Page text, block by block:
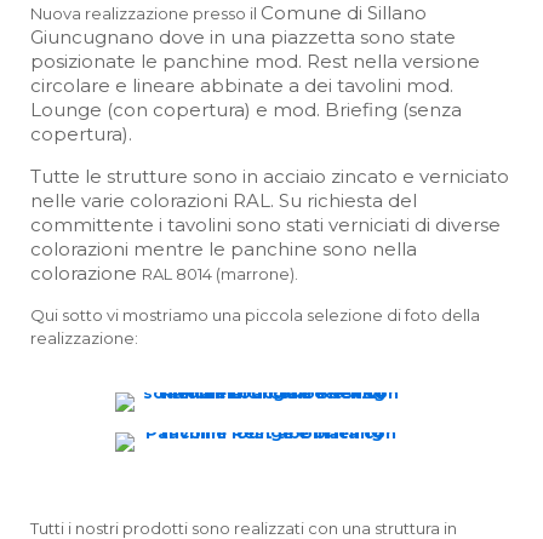
Nuova realizzazione presso il Comune di Sillano
Giuncugnano dove in una piazzetta sono state
posizionate le panchine mod. Rest nella versione
circolare e lineare abbinate a dei tavolini mod.
Lounge (con copertura) e mod. Briefing (senza
copertura).
Tutte le strutture sono in acciaio zincato e verniciato
nelle varie colorazioni RAL. Su richiesta del
committente i tavolini sono stati verniciati di diverse
colorazioni mentre le panchine sono nella
colorazione RAL 8014 (marrone).
Qui sotto vi mostriamo una piccola selezione di foto della
realizzazione:
Tutti i nostri prodotti sono realizzati con una struttura in